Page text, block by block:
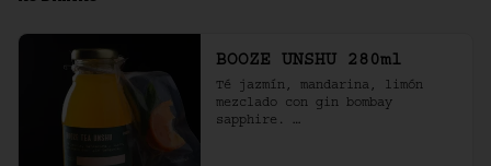
BOOZE UNSHU 280ml
Té jazmín, mandarina, limón
mezclado con gin bombay
sapphire.